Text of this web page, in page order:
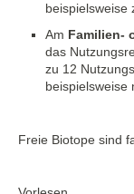
beispielsweise
Am Familien-
das
zu 12
beispielsweise
Freie Biotope sind